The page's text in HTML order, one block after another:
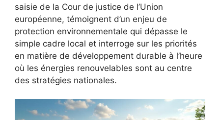
saisie de la Cour de justice de l’Union
européenne, témoignent d’un enjeu de
protection environnementale qui dépasse le
simple cadre local et interroge sur les priorités
en matière de développement durable à l’heure
où les énergies renouvelables sont au centre
des stratégies nationales.